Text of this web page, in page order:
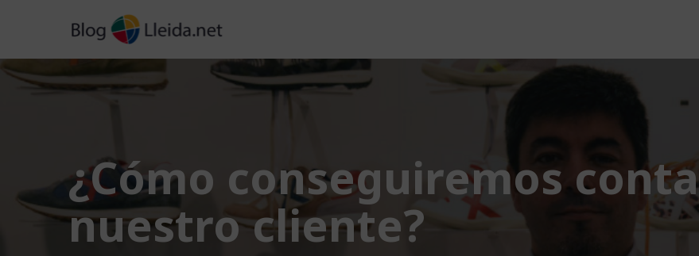
contenido
¿Cómo conseguiremos
nuestro cliente?